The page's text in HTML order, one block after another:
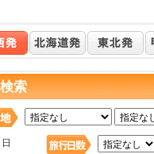
索
日